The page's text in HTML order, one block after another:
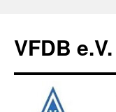
springen
VFDB